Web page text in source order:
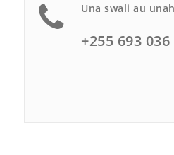
Una swali au
+255 693 036